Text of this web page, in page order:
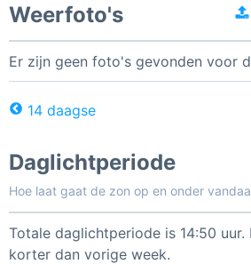
Weerfoto's
Er zijn geen foto's gevonden voor
14 daagse
Daglichtperiode
Hoe laat gaat de zon op en onder
Totale daglichtperiode is 14:50 uur.
korter dan vorige week.